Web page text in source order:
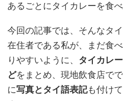
あるごとにタイカレーを食
今回の記事では、そんなタ
在住者である私が、まだ食
りやすいように、 タイカレ
どをまとめ、現地飲食店で
に写真とタイ語表記も付け